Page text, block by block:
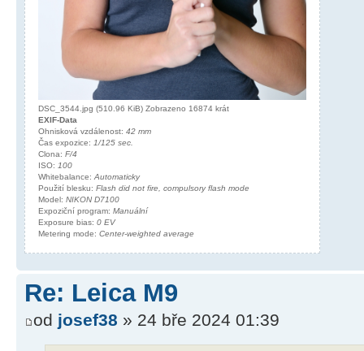
DSC_3544.jpg (510.96 KiB) Zobrazeno 16874 krát
EXIF-Data
Ohnisková vzdálenost: 42 mm
Čas expozice: 1/125 sec.
Clona: F/4
ISO: 100
Whitebalance: Automaticky
Použití blesku: Flash did not fire, compulsory flash mode
Model: NIKON D7100
Expoziční program: Manuální
Exposure bias: 0 EV
Metering mode: Center-weighted average
Re: Leica M9
od josef38 » 24 bře 2024 01:39